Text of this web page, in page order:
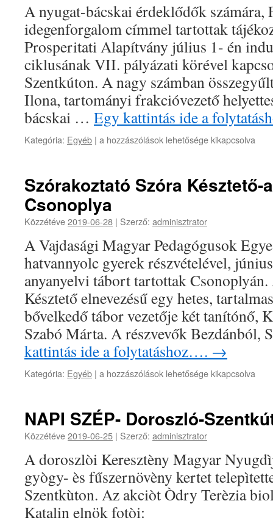
A nyugat-bácskai érdeklődők számára,
idegenforgalom címmel tartottak
Prosperitati Alapítvány július 1- én
ciklusának VII. pályázati körével
Szentkúton. A nagy számban
Ilona, tartományi frakcióvezető
bácskai … Egy kattintás ide a
Kategória: Egyéb | a hozzászólások lehetősége kikapcsolva
Szórakoztató Szóra
Csonoplya
Közzétéve2019-06-28 | Szerző: adminisztrator
A Vajdasági Magyar Pedagógusok
hatvannyolc gyerek részvételével,
anyanyelvi tábort tartottak
Késztető elnevezésű egy hetes,
bővelkedő tábor vezetője két tanítónő,
Szabó Márta. A részvevők
kattintás ide a folytatáshoz…. →
Kategória: Egyéb | a hozzászólások lehetősége kikapcsolva
NAPI SZÉP- Doroszló-
Közzétéve2019-06-25 | Szerző: adminisztrator
A doroszlòi Keresztèny Magyar
gyògy- ès fűszernövèny kertet
Szentkùton. Az akciòt Òdry Terèzia
Katalin elnök fotòi: